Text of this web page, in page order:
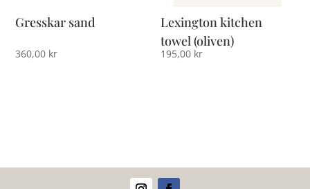
Gresskar sand
360,00 kr
Lexington kitchen
towel (oliven)
195,00 kr